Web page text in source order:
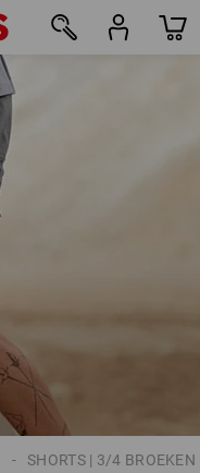
SHORTS | 3/4 BROEKEN